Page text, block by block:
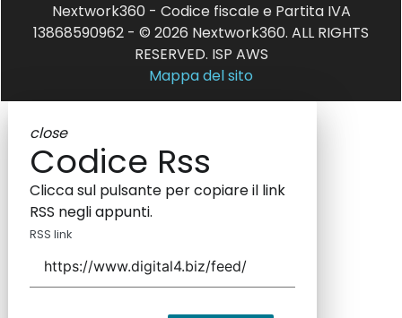
Nextwork360 - Codice fiscale e Partita IVA
13868590962 - © 2026 Nextwork360. ALL RIGHTS
RESERVED. ISP AWS
Mappa del sito
close
Codice Rss
Clicca sul pulsante per copiare il link
RSS negli appunti.
RSS link